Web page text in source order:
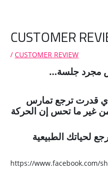
CUSTOMER
/CUSTOMER REVIEW
مجرد جلسة…
قدرت ترجع تمارس
غير ما تحس إن الحركة
لحياتك الطبيعية
https://www.facebook.com/